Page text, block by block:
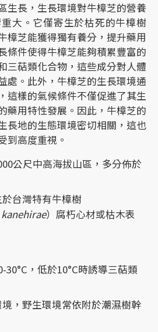
生長，生長環境對牛樟芝的營養
大。它僅寄生於枯死的牛樟樹
樟芝能獲得獨有養分，提升藥用
條件使得牛樟芝能夠積累豐富的
三萜類化合物，這些成分對人體
處。此外，牛樟芝的生長環境通
這樣的氣候條件不僅促進了其生
藥用特性發展。因此，牛樟芝的
長地的生態環境密切相關，這也
到高度重視。
公尺中高海拔山區，多分佈於
於台灣特有牛樟樹
）腐朽心材或枯木表
30°C，低於10°C時誘導三萜類
境，野生環境常依附於潮濕樹幹